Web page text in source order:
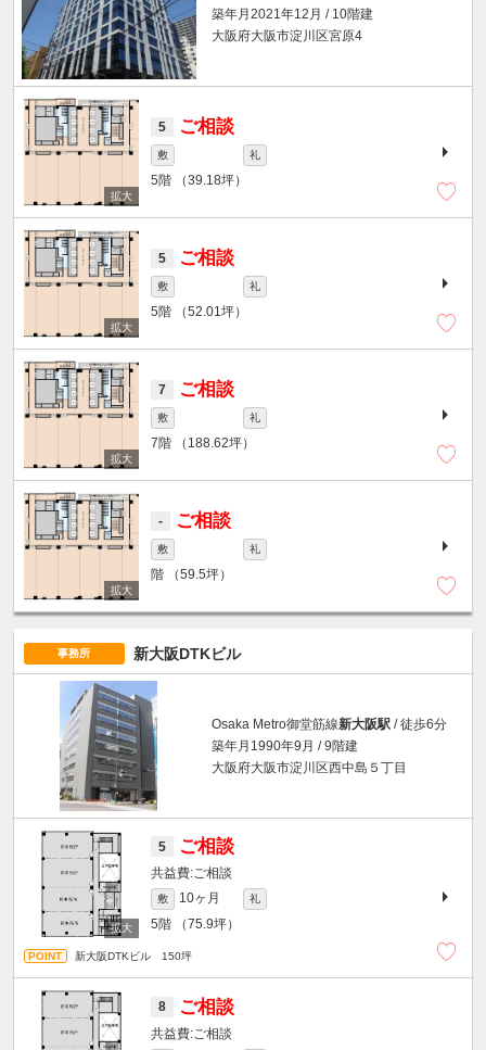
築年月2021年12月 / 10階建
大阪府大阪市淀川区宮原4
5 ご相談
敷 礼
5階 （39.18坪）
5 ご相談
敷 礼
5階 （52.01坪）
7 ご相談
敷 礼
7階 （188.62坪）
- ご相談
敷 礼
階 （59.5坪）
事務所 新大阪DTKビル
Osaka Metro御堂筋線新大阪駅 / 徒歩6分
築年月1990年9月 / 9階建
大阪府大阪市淀川区西中島５丁目
5 ご相談
ご相談
敷 10ヶ月 礼
5階 （75.9坪）
新大阪DTKビル 150坪
8 ご相談
ご相談